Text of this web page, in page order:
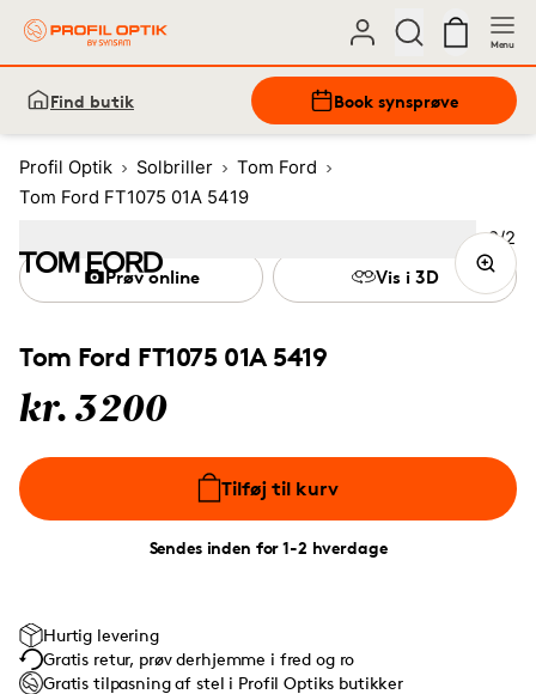
Menu
Find butik Book synsprøve
Profil Optik Solbriller
Tom Ford
Tom Ford FT1075 01A 5419
Tom Ford FT1075 01A 5419
kr. 3200
Tilføj til kurv
Sendes inden for 1-2 hverdage
Prøv online Vis i 3D
Hurtig levering
Gratis retur, prøv derhjemme i fred og ro
Gratis tilpasning af stel i Profil Optiks butikker
2/2
Image (Current image)